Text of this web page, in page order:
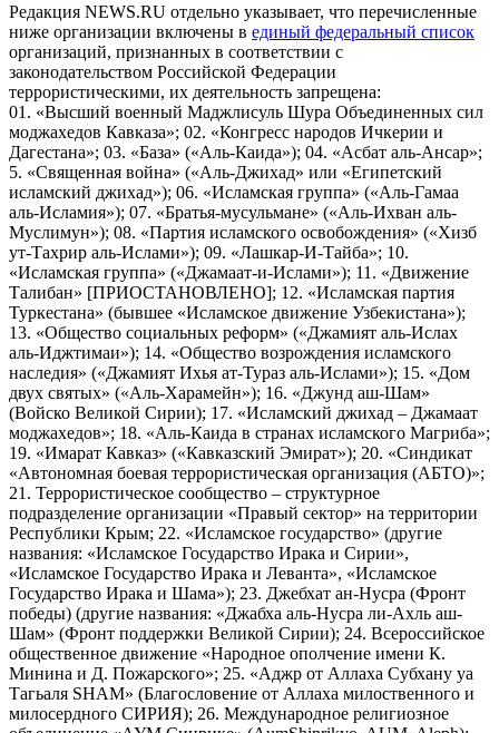
Редакция NEWS.RU отдельно указывает, что перечисленные
ниже организации включены в единый федеральный список
организаций, признанных в соответствии с
законодательством Российской Федерации
террористическими, их деятельность запрещена:
01. «Высший военный Маджлисуль Шура Объединенных сил
моджахедов Кавказа»; 02. «Конгресс народов Ичкерии и
Дагестана»; 03. «База» («Аль-Каида»); 04. «Асбат аль-Ансар»;
5. «Священная война» («Аль-Джихад» или «Египетский
исламский джихад»); 06. «Исламская группа» («Аль-Гамаа
аль-Исламия»); 07. «Братья-мусульмане» («Аль-Ихван аль-
Муслимун»); 08. «Партия исламского освобождения» («Хизб
ут-Тахрир аль-Ислами»); 09. «Лашкар-И-Тайба»; 10.
«Исламская группа» («Джамаат-и-Ислами»); 11. «Движение
Талибан» [ПРИОСТАНОВЛЕНО]; 12. «Исламская партия
Туркестана» (бывшее «Исламское движение Узбекистана»);
13. «Общество социальных реформ» («Джамият аль-Ислах
аль-Иджтимаи»); 14. «Общество возрождения исламского
наследия» («Джамият Ихья ат-Тураз аль-Ислами»); 15. «Дом
двух святых» («Аль-Харамейн»); 16. «Джунд аш-Шам»
(Войско Великой Сирии); 17. «Исламский джихад – Джамаат
моджахедов»; 18. «Аль-Каида в странах исламского Магриба»;
19. «Имарат Кавказ» («Кавказский Эмират»); 20. «Синдикат
«Автономная боевая террористическая организация (АБТО)»;
21. Террористическое сообщество – структурное
подразделение организации «Правый сектор» на территории
Республики Крым; 22. «Исламское государство» (другие
названия: «Исламское Государство Ирака и Сирии»,
«Исламское Государство Ирака и Леванта», «Исламское
Государство Ирака и Шама»); 23. Джебхат ан-Нусра (Фронт
победы) (другие названия: «Джабха аль-Нусра ли-Ахль аш-
Шам» (Фронт поддержки Великой Сирии); 24. Всероссийское
общественное движение «Народное ополчение имени К.
Минина и Д. Пожарского»; 25. «Аджр от Аллаха Субхану уа
Тагьаля SHAM» (Благословение от Аллаха милоственного и
милосердного СИРИЯ); 26. Международное религиозное